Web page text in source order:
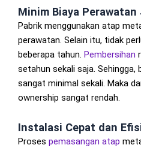
Minim Biaya
Pabrik menggunakan atap
perawatan. Selain itu, tidak
beberapa tahun. Pembersihan
setahun sekali saja. Sehingga,
sangat minimal sekali. Maka
ownership sangat rendah.
Instalasi Cepat dan
Proses pemasangan atap